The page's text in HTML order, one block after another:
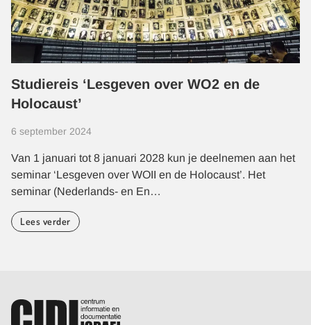
Studiereis ‘Lesgeven over WO2 en de
Holocaust’
6 september 2024
Van 1 januari tot 8 januari 2028 kun je deelnemen aan het
seminar ‘Lesgeven over WOII en de Holocaust’. Het
seminar (Nederlands- en En…
Lees verder